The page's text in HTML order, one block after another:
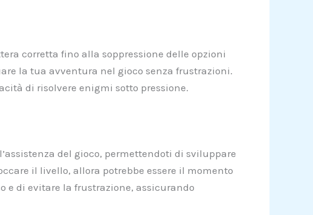
corretta fino alla soppressione delle opzioni
la tua avventura nel gioco senza frustrazioni.
di risolvere enigmi sotto pressione.
del gioco, permettendoti di sviluppare
il livello, allora potrebbe essere il momento
e di evitare la frustrazione, assicurando